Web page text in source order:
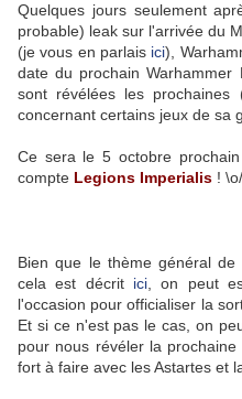
Quelques jours seulement
probable) leak sur l'arrivée du
(je vous en parlais ici),
date du prochain Warhammer
sont révélées les prochaines
concernant certains jeux de sa
Ce sera le 5 octobre
compte Legions Imperialis ! \o/
Bien que le thème général
cela est décrit ici, on peut
l'occasion pour officialiser la
Et si ce n'est pas le cas, on
pour nous révéler la
fort à faire avec les Astartes et